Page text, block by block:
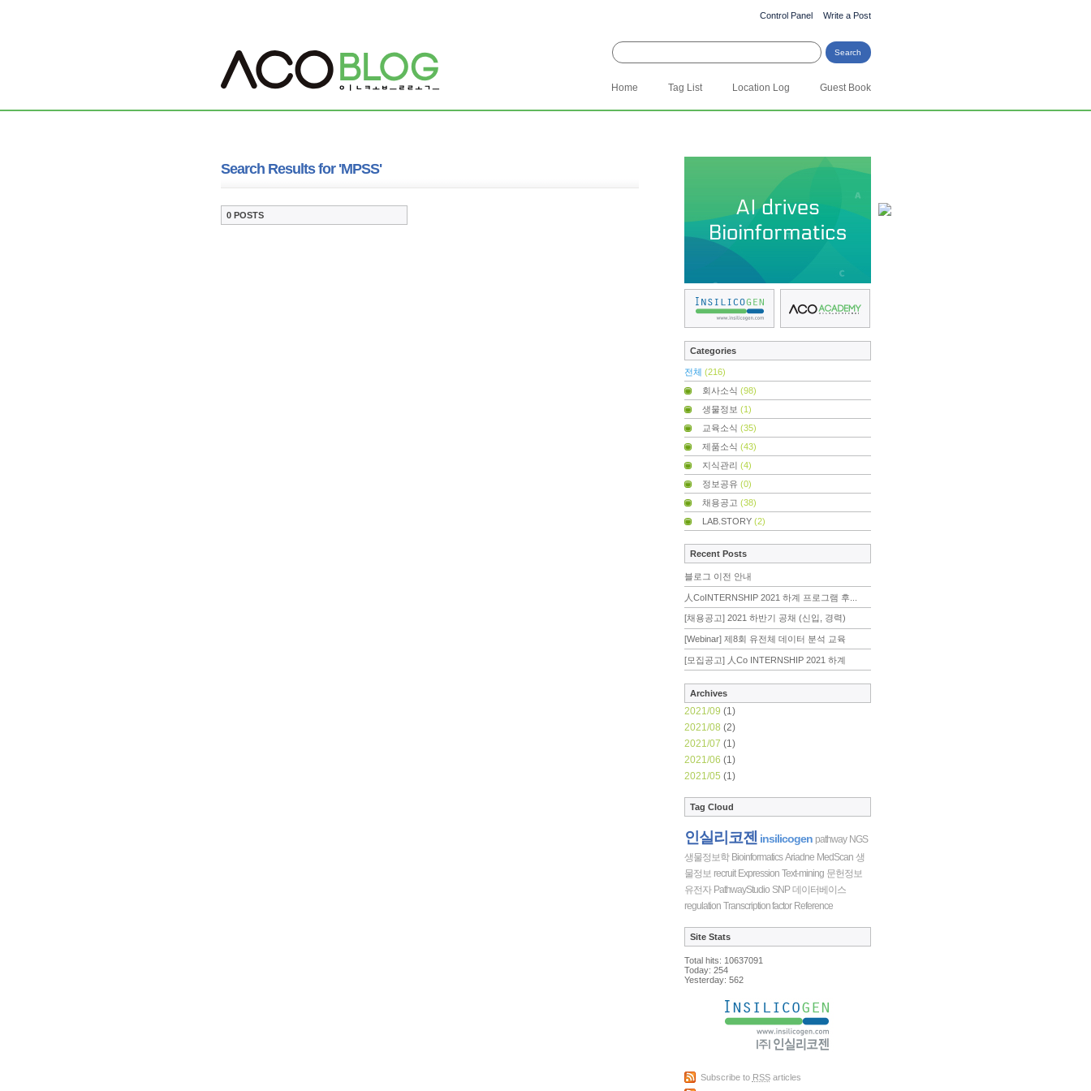
Control Panel Write a Post
Home Tag List Location Log Guest Book
Search Results for 'MPSS'
0 POSTS
Categories
전체 (216)
회사소식 (98)
생물정보 (1)
교육소식 (35)
제품소식 (43)
지식관리 (4)
정보공유 (0)
채용공고 (38)
LAB.STORY (2)
Recent Posts
블로그 이전 안내
人CoINTERNSHIP 2021 하계 프로그램 후...
[채용공고] 2021 하반기 공채 (신입, 경력)
[Webinar] 제8회 유전체 데이터 분석 교육
[모집공고] 人Co INTERNSHIP 2021 하계
Archives
2021/09 (1)
2021/08 (2)
2021/07 (1)
2021/06 (1)
2021/05 (1)
Tag Cloud
인실리코젠 insilicogen pathway NGS
생물정보학 Bioinformatics Ariadne MedScan 생
물정보 recruit Expression Text-mining 문헌정보
유전자 PathwayStudio SNP 데이터베이스
regulation Transcription factor Reference
Site Stats
Total hits: 10637091
Today: 254
Yesterday: 562
Subscribe to RSSarticles